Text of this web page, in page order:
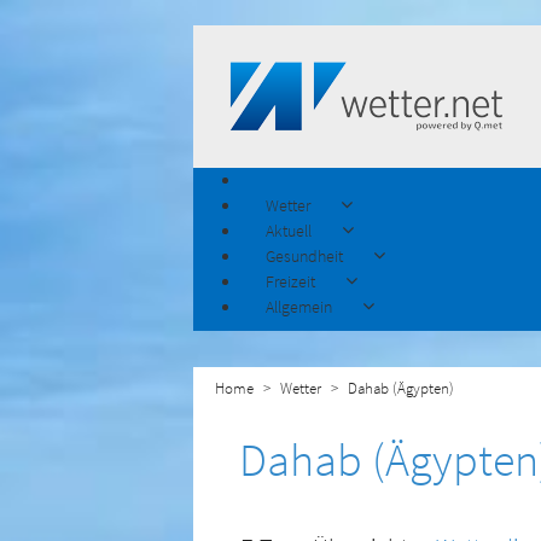
Wetter
Aktuell
Gesundheit
Freizeit
Allgemein
Home Wetter Dahab (Ägypten)
Dahab